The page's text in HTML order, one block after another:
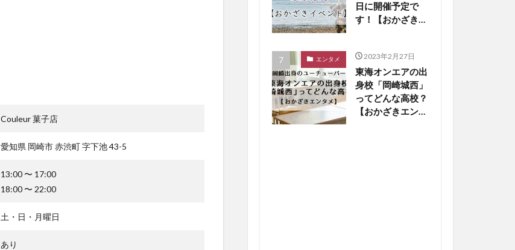
Couleur 菓子店
愛知県 岡崎市 赤渋町 字下池 43-5
13:00 〜 17:00
18:00 〜 22:00
土・日・月曜日
あり
日に開催予定で
す！【おかざきイ
エンタメ 2023年2月27日
東海オンエアの出
身校「岡崎城西」
ってどんな高校？
【おかざきエンタ